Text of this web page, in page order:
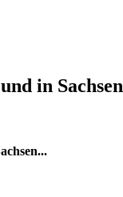
in Sachsen